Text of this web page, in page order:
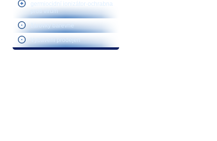
germiocidní ionizátor-ochrabna
proti virům
žárovky barevné
Vybavení prodejen